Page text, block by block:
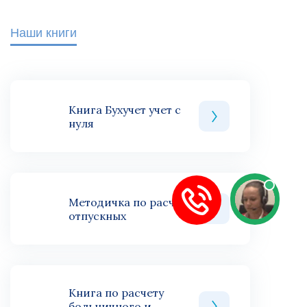
Наши книги
Книга Бухучет учет с
нуля
Методичка по расчету
отпускных
Книга по расчету